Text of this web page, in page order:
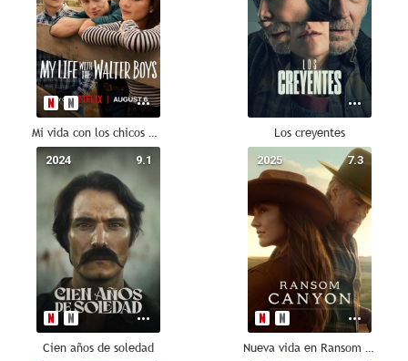
Mi vida con los chicos Walter Los creyentes
9.1
2024
Cien años de soledad
7.3
2025
Nueva vida en Ransom Canyon